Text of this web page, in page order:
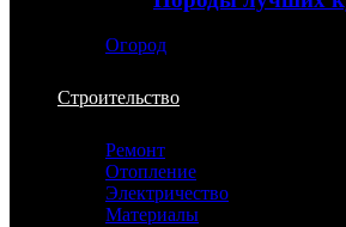
Огород
Строительство
Ремонт
Отопление
Электричество
Материалы